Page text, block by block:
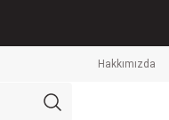
Hakkımızda